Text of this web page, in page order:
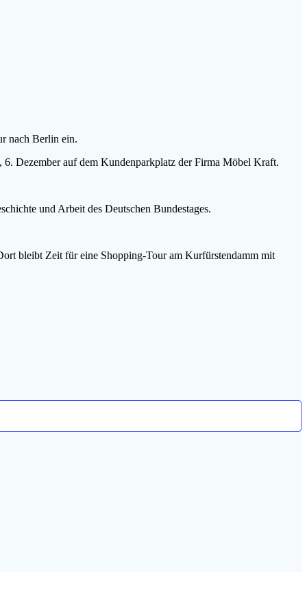
nach Berlin ein.
Dezember auf dem Kundenparkplatz der Firma Möbel Kraft.
und Arbeit des Deutschen Bundestages.
bleibt Zeit für eine Shopping-Tour am Kurfürstendamm mit